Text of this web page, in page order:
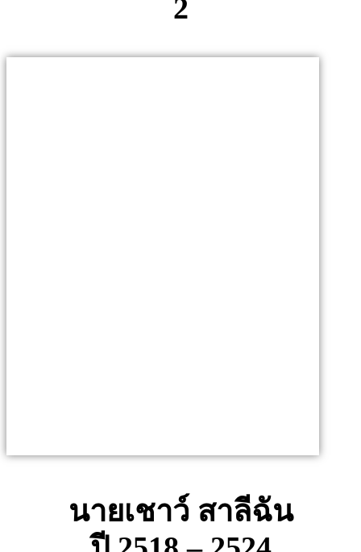
2
นายเชาว์ สาลีฉัน